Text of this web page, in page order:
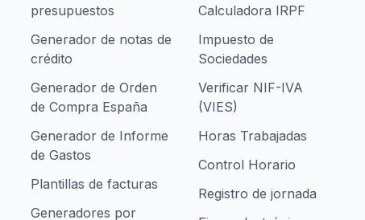
presupuestos
Generador de notas de
crédito
Generador de Orden
de Compra España
Generador de Informe
de Gastos
Plantillas de facturas
Generadores por
Calculadora IRPF
Impuesto de
Sociedades
Verificar NIF-IVA
(VIES)
Horas Trabajadas
Control Horario
Registro de jornada